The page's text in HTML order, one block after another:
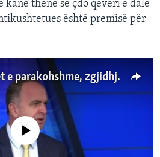
kanë thënë se çdo qeveri e dalë
është premisë për
Gjeloshaj: Zgjedhjet e parakohshme, zgjidhje për krizën në Mal të Zi
currently available